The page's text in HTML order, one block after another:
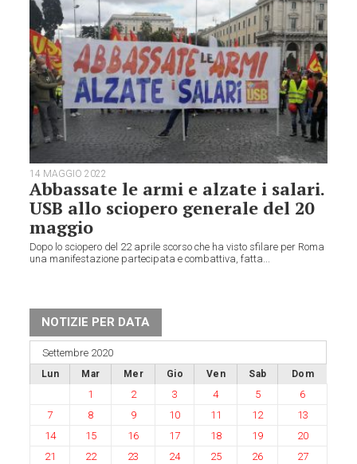
14 MAGGIO 2022
Abbassate le armi e alzate i salari.
USB allo sciopero generale del 20
maggio
Dopo lo sciopero del 22 aprile scorso che ha visto sfilare per Roma
una manifestazione partecipata e combattiva, fatta...
NOTIZIE PER DATA
Settembre 2020
Lun Mar Mer Gio Ven Sab Dom
1 2 3 4 5
6
7
8 9 10 11 12
13
14
15 16 17 18 19
20
21
22 23 24 25 26
27